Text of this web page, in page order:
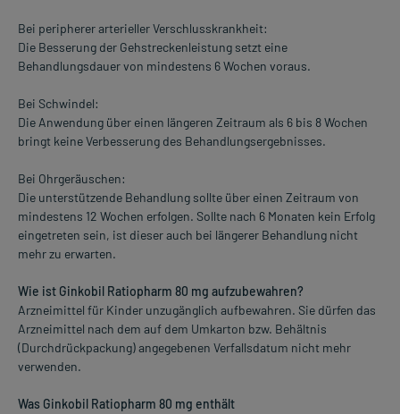
Bei peripherer arterieller Verschlusskrankheit:
Die Besserung der Gehstreckenleistung setzt eine
Behandlungsdauer von mindestens 6 Wochen voraus.
Bei Schwindel:
Die Anwendung über einen längeren Zeitraum als 6 bis 8 Wochen
bringt keine Verbesserung des Behandlungsergebnisses.
Bei Ohrgeräuschen:
Die unterstützende Behandlung sollte über einen Zeitraum von
mindestens 12 Wochen erfolgen. Sollte nach 6 Monaten kein Erfolg
eingetreten sein, ist dieser auch bei längerer Behandlung nicht
mehr zu erwarten.
Wie ist Ginkobil Ratiopharm 80 mg aufzubewahren?
Arzneimittel für Kinder unzugänglich aufbewahren. Sie dürfen das
Arzneimittel nach dem auf dem Umkarton bzw. Behältnis
(Durchdrückpackung) angegebenen Verfallsdatum nicht mehr
verwenden.
Was Ginkobil Ratiopharm 80 mg enthält